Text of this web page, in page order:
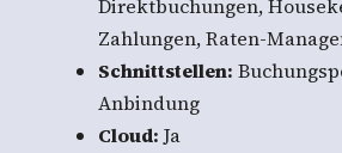
Direktbuchungen,
Zahlungen, Raten-
Schnittstellen:
Anbindung
Cloud: Ja